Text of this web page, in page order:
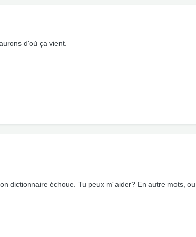
d'où ça vient.
dictionnaire échoue. Tu peux m´aider? En autre mots,